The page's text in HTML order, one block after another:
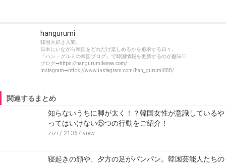
hangurumi
韓国大好き人間。
日本にいながら韓国をどれだけ楽しめるかを追求する日々。
「ハン・グルミの韓国ブログ」で韓国情報を更新するのが趣味♡
ブログ➡https://hangurumikorea.com/
Instagram➡https://www.instagram.com/han_gurumi888/
関連するまとめ
知らないうちに脚が太く！？韓国女性が意識しているや
ってはいけない⑤つの行動をご紹介！
zizi / 21367 view
寝起きの顔や、夕方の足がパンパン。韓国芸能人たちの